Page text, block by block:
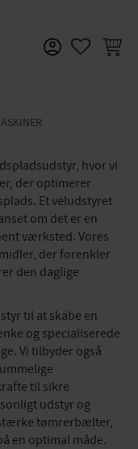
hvor vi
der optimerer
Et veludstyret
om det er en
værksted. Vores
der forenkler
den daglige
til at skabe en
og specialiserede
Vi tilbyder også
til sikre
udstyr og
tømrerbælter,
en optimal måde.